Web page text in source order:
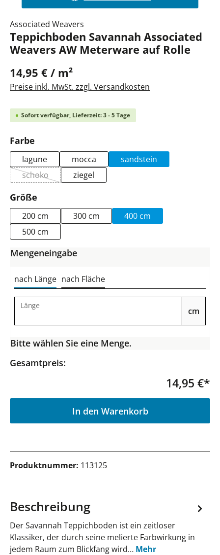
Associated Weavers
Teppichboden Savannah Associated
Weavers AW Meterware auf Rolle
14,95 € / m²
Preise inkl. MwSt. zzgl. Versandkosten
Sofort verfügbar, Lieferzeit: 3 - 5 Tage
Farbe
lagune mocca
sandstein
schoko(Diese Option ist zurzeit nicht verfügbar.)
ziegel
Größe
200 cm 300 cm
400 cm
500 cm
Mengeneingabe
nach Länge nach Fläche
Länge
cm
Bitte wählen Sie eine Menge.
Gesamtpreis:
14,95 €*
In den Warenkorb
Produktnummer: 113125
Beschreibung
Der Savannah Teppichboden ist ein zeitloser
Klassiker, der durch seine melierte Farbwirkung in
jedem Raum zum Blickfang wird… Mehr